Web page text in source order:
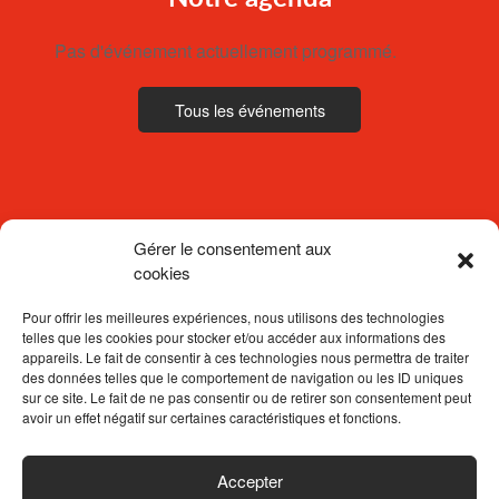
Gérer le consentement aux
cookies
Pour offrir les meilleures expériences, nous utilisons des technologies
telles que les cookies pour stocker et/ou accéder aux informations des
appareils. Le fait de consentir à ces technologies nous permettra de traiter
des données telles que le comportement de navigation ou les ID uniques
sur ce site. Le fait de ne pas consentir ou de retirer son consentement peut
avoir un effet négatif sur certaines caractéristiques et fonctions.
Accepter
Pas d'événement actuellement programmé.
Tous les événements
ACCUEIL